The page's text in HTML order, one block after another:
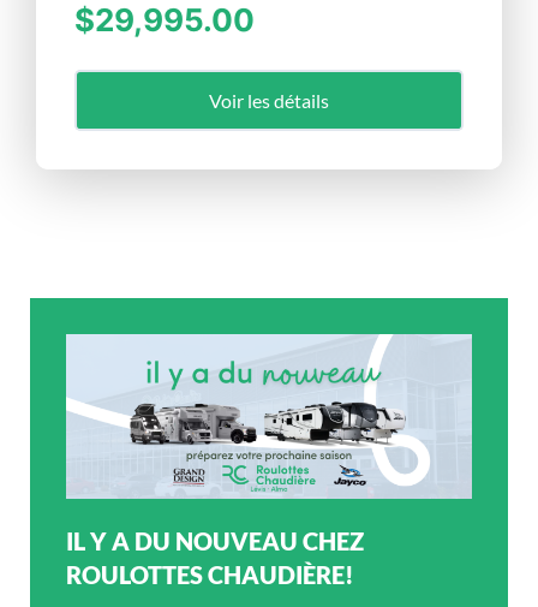
$29,995.00
Voir les détails
IL Y A DU NOUVEAU CHEZ
ROULOTTES CHAUDIÈRE!